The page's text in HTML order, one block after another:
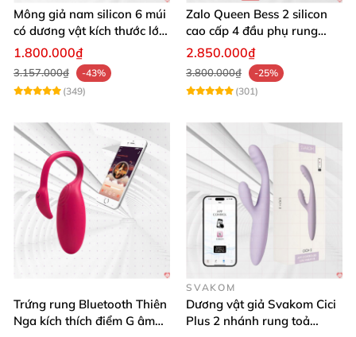
Mông giả nam silicon 6 múi
có dương vật kích thước lớn
cực thật
1.800.000₫
3.157.000₫
-43%
(349)
Zalo Queen Bess 2 silicon
cao cấp 4 đầu phụ rung
nhiệt đa điểm
2.850.000₫
3.800.000₫
-25%
(301)
Trứng rung Bluetooth Thiên
Nga kích thích điểm G âm
SVAKOM
Dương vật giả Svakom Cici
Plus 2 nhánh rung toả